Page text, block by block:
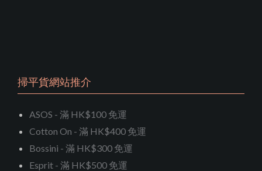
掃平貨網站推介
ASOS - 滿 HK$100 免運
Cotton On - 滿 HK$400 免運
Bossini - 滿 HK$300 免運
Esprit - 滿 HK$500 免運